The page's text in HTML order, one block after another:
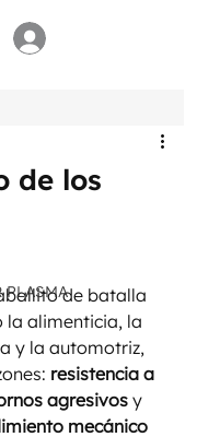
PLASMA
de los
de batalla
la alimenticia, la
y la automotriz,
resistencia a
agresivos y
mecánico